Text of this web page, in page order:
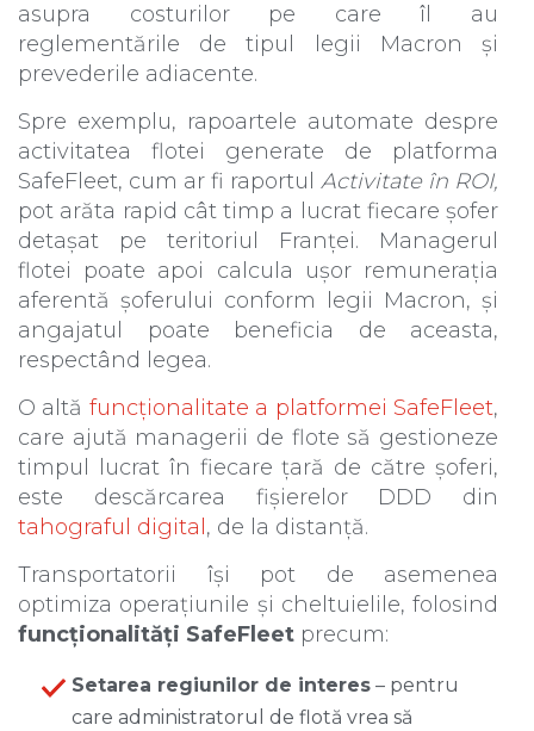
asupra costurilor pe care îl au
reglementările de tipul legii Macron și
prevederile adiacente.
Spre exemplu, rapoartele automate despre
activitatea flotei generate de platforma
SafeFleet, cum ar fi raportul Activitate în ROI,
pot arăta rapid cât timp a lucrat fiecare șofer
detașat pe teritoriul Franței. Managerul
flotei poate apoi calcula ușor remunerația
aferentă șoferului conform legii Macron, și
angajatul poate beneficia de aceasta,
respectând legea.
O altă funcționalitate a platformei SafeFleet,
care ajută managerii de flote să gestioneze
timpul lucrat în fiecare țară de către șoferi,
este descărcarea fișierelor DDD din
tahograful digital , de la distanță.
Transportatorii își pot de asemenea
optimiza operațiunile și cheltuielile, folosind
funcționalități SafeFleet precum:
Setarea regiunilor de interes – pentru
care administratorul de flotă vrea să